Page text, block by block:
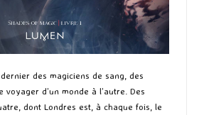
des magiciens de sang, des
voyager d’un monde à l’autre. Des
dont Londres est, à chaque fois, le